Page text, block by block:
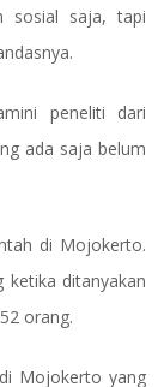
sosial saja, tapi
peneliti dari
ada saja belum
di Mojokerto.
ketika ditanyakan
orang.
Mojokerto yang